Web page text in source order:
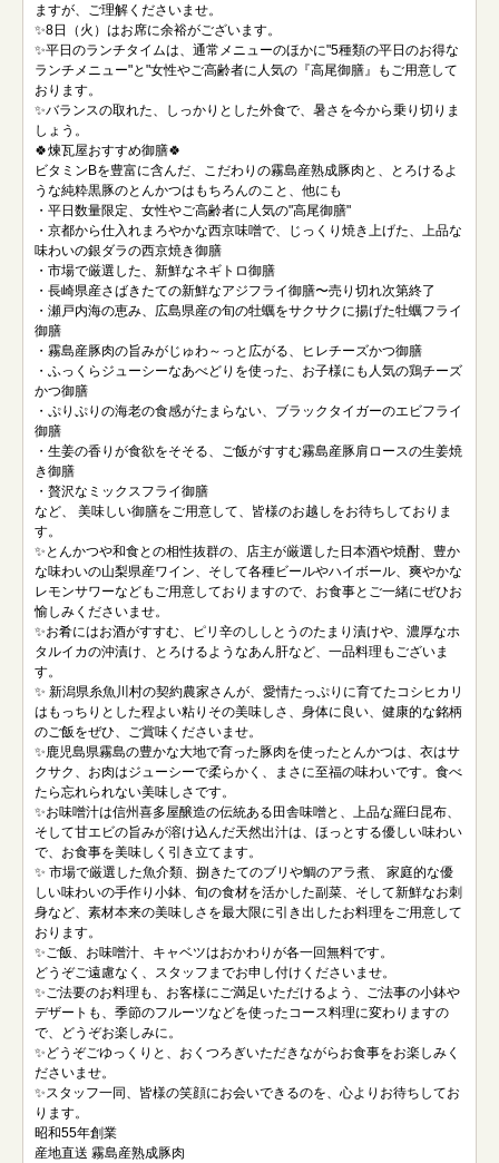
ますが、ご理解くださいませ。
✨8日（火）はお席に余裕がございます。
✨平日のランチタイムは、通常メニューのほかに"5種類の平日のお得な
ランチメニュー"と"女性やご高齢者に人気の『高尾御膳』もご用意して
おります。
✨バランスの取れた、しっかりとした外食で、暑さを今から乗り切りま
しょう。
🍀煉瓦屋おすすめ御膳🍀
ビタミンBを豊富に含んだ、こだわりの霧島産熟成豚肉と、とろけるよ
うな純粋黒豚のとんかつはもちろんのこと、他にも
・平日数量限定、女性やご高齢者に人気の"高尾御膳"
・京都から仕入れまろやかな西京味噌で、じっくり焼き上げた、上品な
味わいの銀ダラの西京焼き御膳
・市場で厳選した、新鮮なネギトロ御膳
・長崎県産さばきたての新鮮なアジフライ御膳〜売り切れ次第終了
・瀬戸内海の恵み、広島県産の旬の牡蠣をサクサクに揚げた牡蠣フライ
御膳
・霧島産豚肉の旨みがじゅわ～っと広がる、ヒレチーズかつ御膳
・ふっくらジューシーなあべどりを使った、お子様にも人気の鶏チーズ
かつ御膳
・ぷりぷりの海老の食感がたまらない、ブラックタイガーのエビフライ
御膳
・生姜の香りが食欲をそそる、ご飯がすすむ霧島産豚肩ロースの生姜焼
き御膳
・贅沢なミックスフライ御膳
など、 美味しい御膳をご用意して、皆様のお越しをお待ちしておりま
す。
✨とんかつや和食との相性抜群の、店主が厳選した日本酒や焼酎、豊か
な味わいの山梨県産ワイン、そして各種ビールやハイボール、爽やかな
レモンサワーなどもご用意しておりますので、お食事とご一緒にぜひお
愉しみくださいませ。
✨お肴にはお酒がすすむ、ピリ辛のししとうのたまり漬けや、濃厚なホ
タルイカの沖漬け、とろけるようなあん肝など、一品料理もございま
す。
✨ 新潟県糸魚川村の契約農家さんが、愛情たっぷりに育てたコシヒカリ
はもっちりとした程よい粘りその美味しさ、身体に良い、健康的な銘柄
のご飯をぜひ、ご賞味くださいませ。
✨鹿児島県霧島の豊かな大地で育った豚肉を使ったとんかつは、衣はサ
クサク、お肉はジューシーで柔らかく、まさに至福の味わいです。食べ
たら忘れられない美味しさです。
✨お味噌汁は信州喜多屋醸造の伝統ある田舎味噌と、上品な羅臼昆布、
そして甘エビの旨みが溶け込んだ天然出汁は、ほっとする優しい味わい
で、お食事を美味しく引き立てます。
✨ 市場で厳選した魚介類、捌きたてのブリや鯛のアラ煮、 家庭的な優
しい味わいの手作り小鉢、旬の食材を活かした副菜、そして新鮮なお刺
身など、素材本来の美味しさを最大限に引き出したお料理をご用意して
おります。
✨ご飯、お味噌汁、キャベツはおかわりが各一回無料です。
どうぞご遠慮なく、スタッフまでお申し付けくださいませ。
✨ご法要のお料理も、お客様にご満足いただけるよう、ご法事の小鉢や
デザートも、季節のフルーツなどを使ったコース料理に変わりますの
で、どうぞお楽しみに。
✨どうぞごゆっくりと、おくつろぎいただきながらお食事をお楽しみく
ださいませ。
✨スタッフ一同、皆様の笑顔にお会いできるのを、心よりお待ちしてお
ります。
昭和55年創業
産地直送 霧島産熟成豚肉